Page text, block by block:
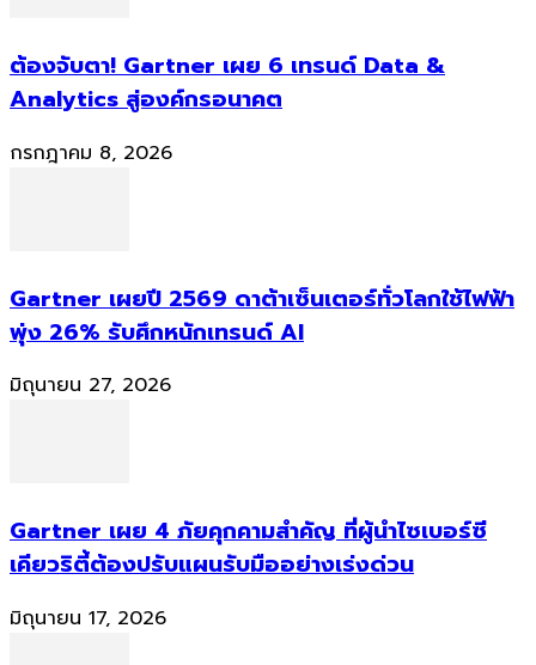
ต้องจับตา! Gartner เผย 6 เทรนด์ Data &
Analytics สู่องค์กรอนาคต
กรกฎาคม 8, 2026
Gartner เผยปี 2569 ดาต้าเซ็นเตอร์ทั่วโลกใช้ไฟฟ้า
พุ่ง 26% รับศึกหนักเทรนด์ AI
มิถุนายน 27, 2026
Gartner เผย 4 ภัยคุกคามสำคัญ ที่ผู้นำไซเบอร์ซี
เคียวริตี้ต้องปรับแผนรับมืออย่างเร่งด่วน
มิถุนายน 17, 2026